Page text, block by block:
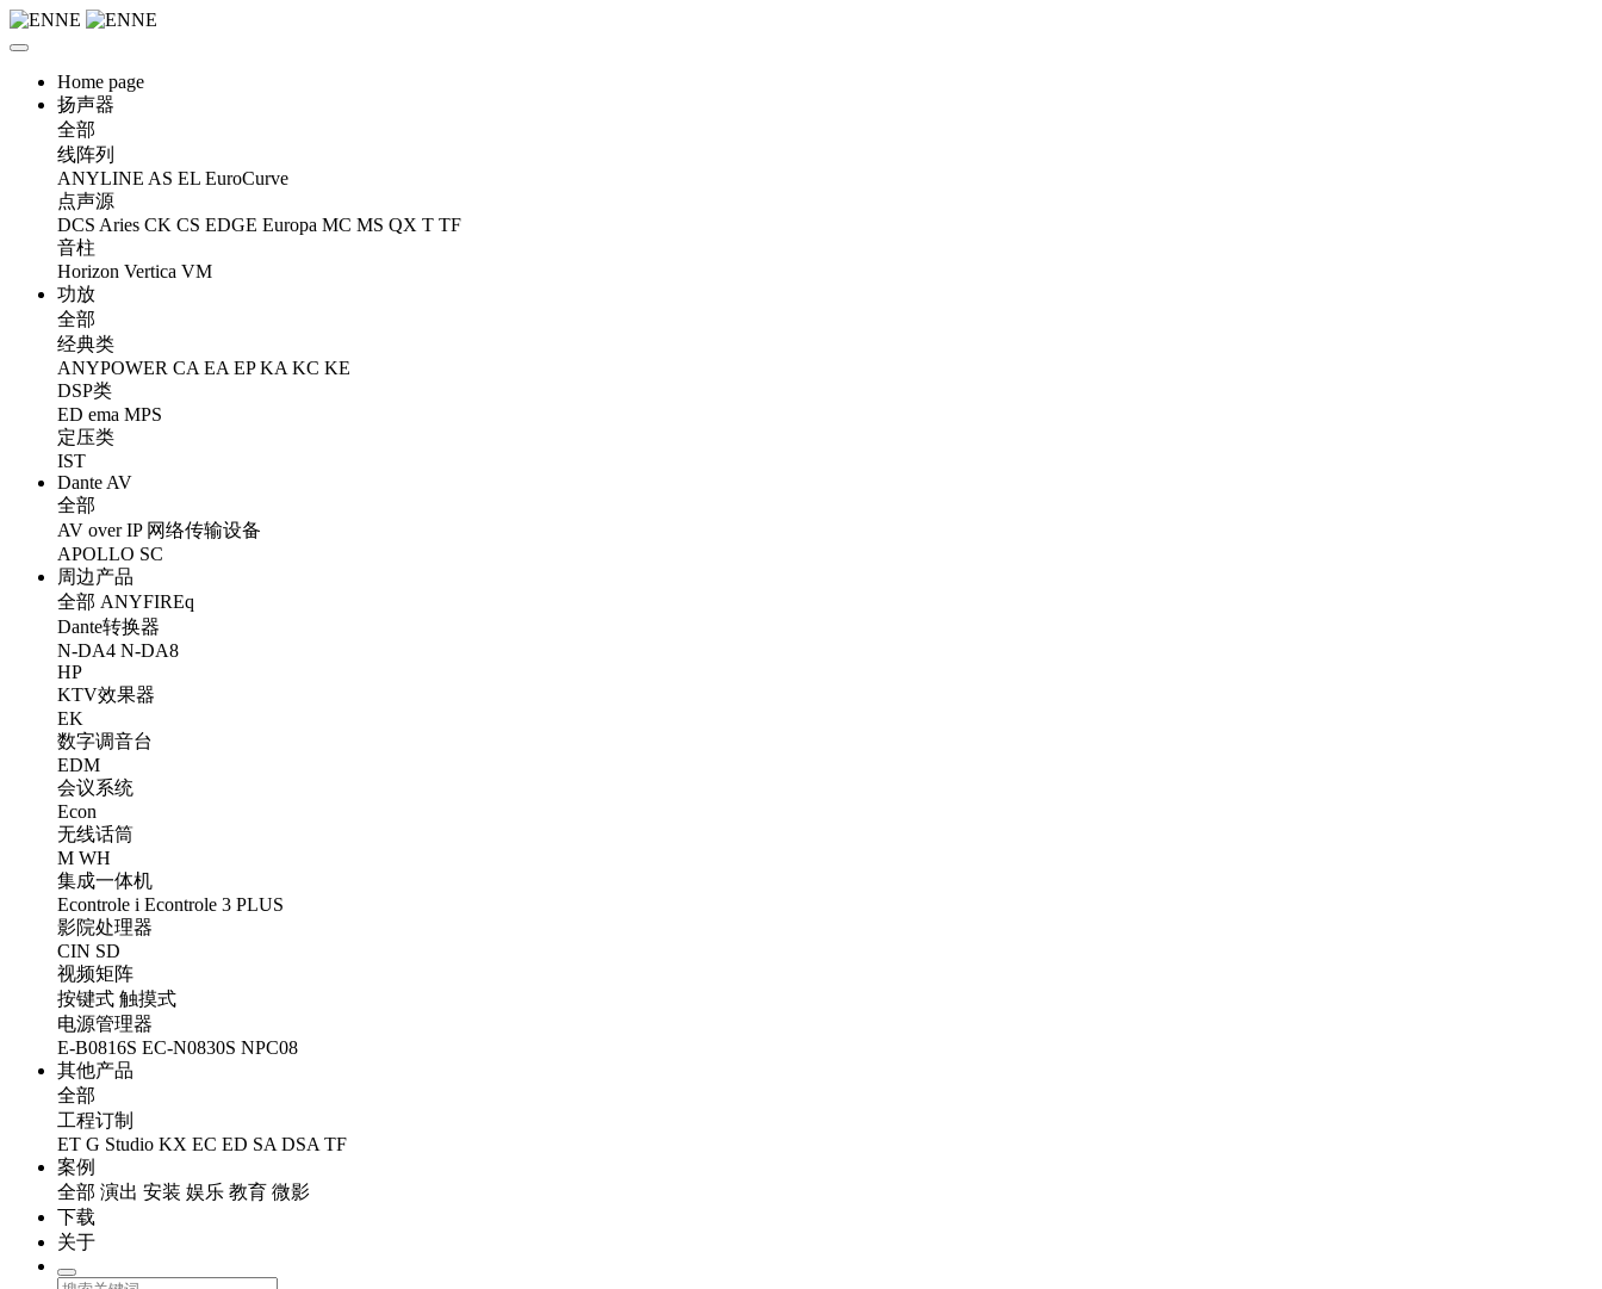
Home page
扬声器
全部
线阵列
ANYLINE AS EL EuroCurve
点声源
DCS Aries CK CS EDGE Europa MC MS QX T TF
音柱
Horizon Vertica VM
功放
全部
经典类
ANYPOWER CA EA EP KA KC KE
DSP类
ED ema MPS
定压类
IST
Dante AV
全部
AV over IP 网络传输设备
APOLLO SC
周边产品
全部 ANYFIREq
Dante转换器
N-DA4 N-DA8
HP
KTV效果器
EK
数字调音台
EDM
会议系统
Econ
无线话筒
M WH
集成一体机
Econtrole i Econtrole 3 PLUS
影院处理器
CIN SD
视频矩阵
按键式 触摸式
电源管理器
E-B0816S EC-N0830S NPC08
其他产品
全部
工程订制
ET G Studio KX EC ED SA DSA TF
案例
全部 演出 安装 娱乐 教育 微影
下载
关于